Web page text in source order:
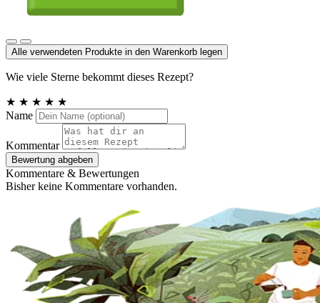
Alle verwendeten Produkte in den Warenkorb legen
Wie viele Sterne bekommt dieses Rezept?
★ ★ ★ ★ ★
Name
Kommentar
Bewertung abgeben
Kommentare & Bewertungen
Bisher keine Kommentare vorhanden.